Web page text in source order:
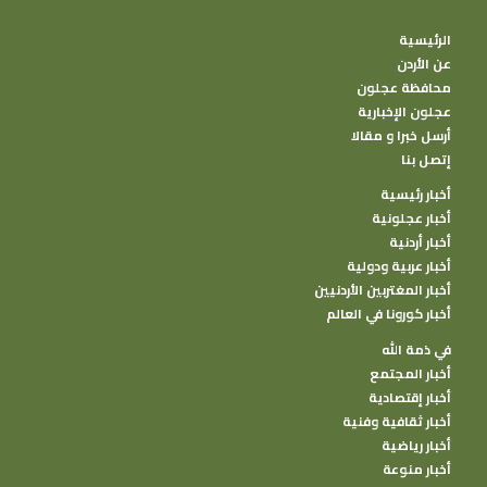
الرئيسية
عن الأردن
محافظة عجلون
عجلون الإخبارية
أرسل خبرا و مقالا
إتصل بنا
أخبار رئيسية
أخبار عجلونية
أخبار أردنية
أخبار عربية ودولية
أخبار المغتربين الأردنيين
أخبار كورونا في العالم
في ذمة الله
أخبار المجتمع
أخبار إقتصادية
أخبار ثقافية وفنية
أخبار رياضية
أخبار منوعة